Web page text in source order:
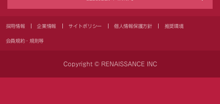
採用情報 企業情報 サイトポリシー 個人情報保護方針 推奨環境
会員規約・規則等
Copyright © RENAISSANCE INC